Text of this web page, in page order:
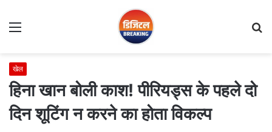
Menu
खेल
हिना खान बोली काश! पीरियड्स के पहले दो
दिन शूटिंग न करने का होता विकल्प